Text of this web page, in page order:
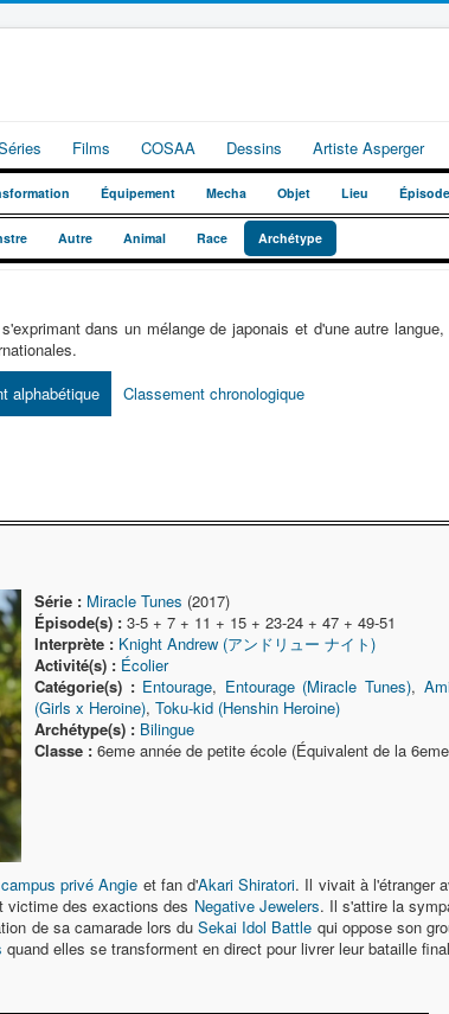
Films COSAA Dessins Artiste Asperger
Équipement Mecha Objet Lieu Épisode
Autre Animal Race Archétype
dans un mélange de japonais et d'une autre
alphabétique
Classement chronologique
Série : Miracle Tunes (2017)
Épisode(s) : 3-5 + 7 + 11 + 15 + 23-24 + 47 + 49-51
Interprète : Knight Andrew (アンドリュー ナイト)
Activité(s) : Écolier
Catégorie(s) : Entourage, Entourage (Miracle Tunes),
(Girls x Heroine),Toku-kid (Henshin Heroine)
Archétype(s) : Bilingue
Classe : 6eme année de petite école (Équivalent de la
campus privé Angie et fan d'Akari Shiratori. Il vivait à l'étranger
victime des exactions des Negative Jewelers. Il s'attire la
de sa camarade lors duSekai Idol Battle qui oppose son
quand elles se transforment en direct pour livrer leur bataille